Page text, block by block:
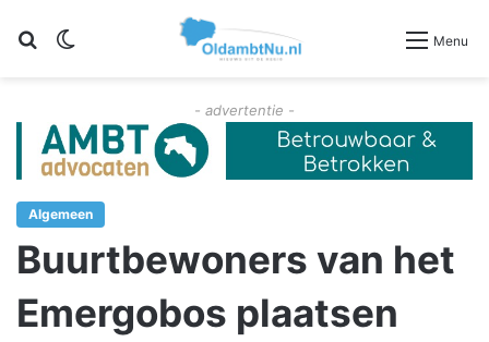
Zoeken Menu
- advertentie -
Algemeen
Buurtbewoners van het
Emergobos plaatsen